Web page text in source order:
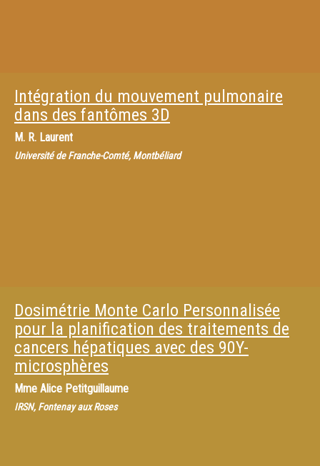
Intégration du mouvement pulmonaire
dans des fantômes 3D
M. R. Laurent
Université de Franche-Comté, Montbéliard
Dosimétrie Monte Carlo Personnalisée
pour la planification des traitements de
cancers hépatiques avec des 90Y-
microsphères
Mme Alice Petitguillaume
IRSN, Fontenay aux Roses